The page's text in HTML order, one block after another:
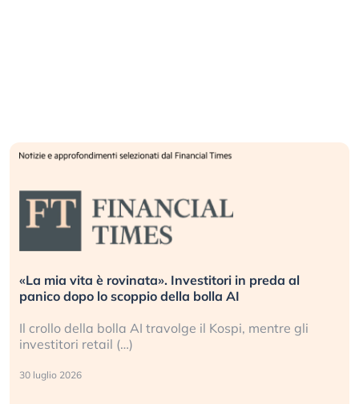
preda al
mentre gli
Quando la finanza pesa più
L’America sta ripetendo gli errori del
La ricchezza mondiale cresce, ma è
sganciata dall’economia reale. (…)